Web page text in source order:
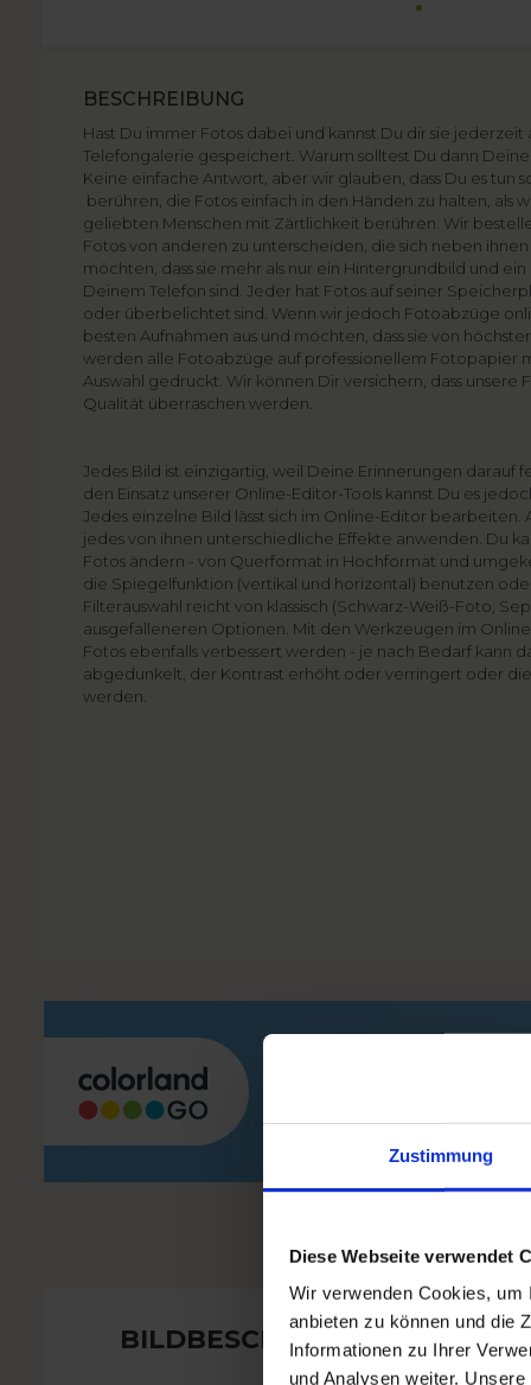
Zustimmung
Diese Webseite verwendet
Wir verwenden Cookies, um
anbieten zu können und die
Informationen zu Ihrer
und Analysen weiter.
BESCHREIBUNG
Hast Du immer Fotos dabei und kannst Du dir sie jederzeit
Telefongalerie gespeichert. Warum solltest Du dann
Keine einfache Antwort, aber wir glauben, dass Du es tun
berühren, die Fotos einfach in den Händen zu halten, als
geliebten Menschen mit Zärtlichkeit berühren. Wir
Fotos von anderen zu unterscheiden, die sich neben
möchten, dass sie mehr als nur ein Hintergrundbild und
Deinem Telefon sind. Jeder hat Fotos auf seiner
oder überbelichtet sind. Wenn wir jedoch Fotoabzüge
besten Aufnahmen aus und möchten, dass sie von
werden alle Fotoabzüge auf professionellem Fotopapier
Auswahl gedruckt. Wir können Dir versichern, dass
Qualität überraschen werden.
Jedes Bild ist einzigartig, weil Deine Erinnerungen darauf
den Einsatz unserer Online-Editor-Tools kannst Du es
Jedes einzelne Bild lässt sich im Online-Editor bearbeiten.
jedes von ihnen unterschiedliche Effekte anwenden. Du
Fotos ändern - von Querformat in Hochformat und
die Spiegelfunktion (vertikal und horizontal) benutzen
Filterauswahl reicht von klassisch (Schwarz-Weiß-Foto,
ausgefalleneren Optionen. Mit den Werkzeugen im
Fotos ebenfalls verbessert werden - je nach Bedarf kann
abgedunkelt, der Kontrast erhöht oder verringert oder
werden.
bequem
BILDBESCHNITT